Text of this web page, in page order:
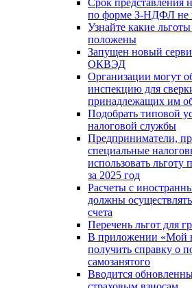
по форме З-НДФЛ не
Узнайте какие
положены
Запущен новый
ОКВЭД
Организации могут
инспекцию для
принадлежащих им
Подобрать типовой
налоговой службы
Предприниматели,
специальные
использовать
за 2025 год
Расчеты с
должны
счета
Перечень льгот для
В приложении «Мой
получить справку о
самозанятого
Вводится